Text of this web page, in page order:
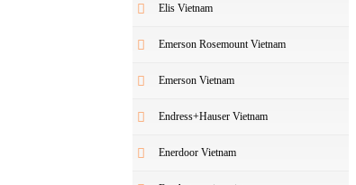
Elis Vietnam
Emerson Rosemount Vietnam
Emerson Vietnam
Endress+Hauser Vietnam
Enerdoor Vietnam